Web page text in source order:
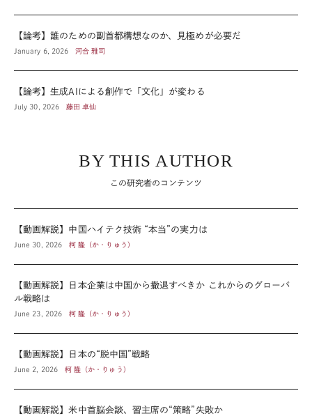
【論考】誰のための副首都構想なのか、見極めが必要だ
January 6, 2026 河合 雅司
【論考】生成AIによる創作で「文化」が変わる
July 30, 2026 藤田 卓仙
BY THIS AUTHOR
この研究者のコンテンツ
【動画解説】中国ハイテク技術 “本当”の実力は
June 30, 2026 柯 隆（か・りゅう）
【動画解説】日本企業は中国から撤退すべきか これからのグローバ
ル戦略は
June 23, 2026 柯 隆（か・りゅう）
【動画解説】日本の“脱中国”戦略
June 2, 2026 柯 隆（か・りゅう）
【動画解説】米中首脳会談、習主席の“策略”失敗か